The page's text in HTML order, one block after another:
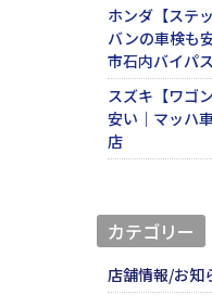
ホンダ【ステ
バンの車検も
市石内バイパ
スズキ【ワゴ
安い｜マッハ
店
カテゴリー
店舗情報/お知